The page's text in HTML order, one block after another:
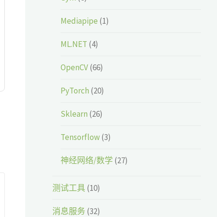
Mediapipe (1)
ML.NET (4)
OpenCV(66)
PyTorch (20)
Sklearn (26)
Tensorflow(3)
神经网络/数学 (27)
测试工具(10)
消息服务 (32)